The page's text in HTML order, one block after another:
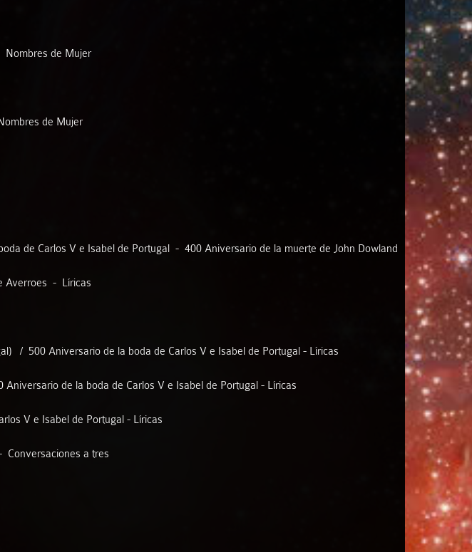
Arjona
Nombres de Mujer
de Mujer
de Carlos V e Isabel de Portugal - 400 Aniversario de la muerte de John Dowland
Averroes - Líricas
/ 500 Aniversario de la boda de Carlos V e Isabel de Portugal - Líricas
de la boda de Carlos V e Isabel de Portugal - Líricas
V e Isabel de Portugal - Líricas
Conversaciones a tres